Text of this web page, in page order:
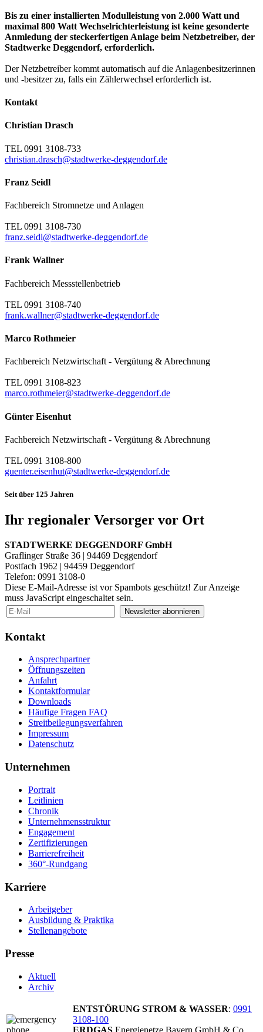
Bis zu einer installierten Modulleistung von 2.000 Watt und
maximal 800 Watt Wechselrichterleistung ist keine gesonderte
Anmledung der steckerfertigen Anlage beim Netzbetreiber, der
Stadtwerke Deggendorf, erforderlich.
Der Netzbetreiber kommt automatisch auf die Anlagenbesitzerinnen
und -besitzer zu, falls ein Zählerwechsel erforderlich ist.
Kontakt
Christian Drasch
TEL 0991 3108-733
christian.drasch@stadtwerke-deggendorf.de
Franz Seidl
Fachbereich Stromnetze und Anlagen
TEL 0991 3108-730
franz.seidl@stadtwerke-deggendorf.de
Frank Wallner
Fachbereich Messstellenbetrieb
TEL 0991 3108-740
frank.wallner@stadtwerke-deggendorf.de
Marco Rothmeier
Fachbereich Netzwirtschaft - Vergütung & Abrechnung
TEL 0991 3108-823
marco.rothmeier@stadtwerke-deggendorf.de
Günter Eisenhut
Fachbereich Netzwirtschaft - Vergütung & Abrechnung
TEL 0991 3108-800
guenter.eisenhut@stadtwerke-deggendorf.de
Seit über 125 Jahren
Ihr regionaler Versorger vor Ort
STADTWERKE DEGGENDORF GmbH
Graflinger Straße 36 | 94469 Deggendorf
Postfach 1962 | 94459 Deggendorf
Telefon: 0991 3108-0
Diese E-Mail-Adresse ist vor Spambots geschützt! Zur Anzeige
muss JavaScript eingeschaltet sein.
Newsletter abonnieren
Kontakt
Ansprechpartner
Öffnungszeiten
Anfahrt
Kontaktformular
Downloads
Häufige Fragen FAQ
Streitbeilegungsverfahren
Impressum
Datenschutz
Unternehmen
Portrait
Leitlinien
Chronik
Unternehmensstruktur
Engagement
Zertifizierungen
Barrierefreiheit
360°-Rundgang
Karriere
Arbeitgeber
Ausbildung & Praktika
Stellenangebote
Presse
Aktuell
Archiv
ENTSTÖRUNG STROM & WASSER: 0991
3108-100
ERDGAS Energienetze Bayern GmbH & Co.